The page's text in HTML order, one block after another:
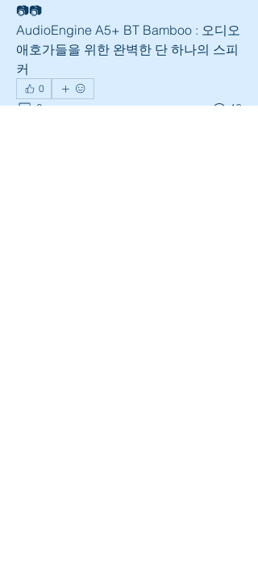
📷📷
AudioEngine A5+ BT Bamboo : 오디오
애호가들을 위한 완벽한 단 하나의 스피
커
0
0 46